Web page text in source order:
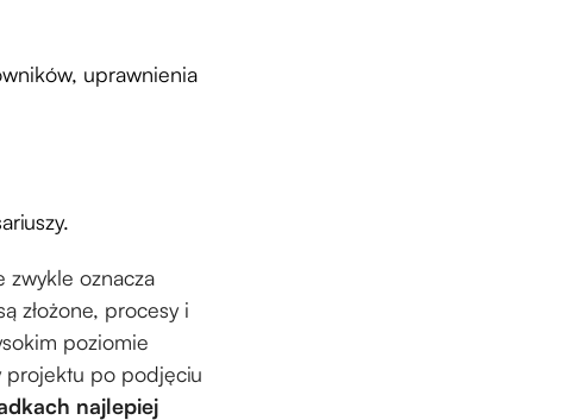
uprawnienia
oznacza
złożone, procesy i
poziomie
projektu po podjęciu
najlepiej